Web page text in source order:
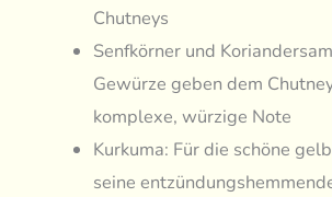
Chutneys
Senfkörner und
Gewürze geben dem
komplexe, würzige Note
Kurkuma: Für die schöne
seine